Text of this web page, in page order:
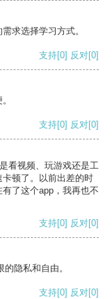
求选择学习方式。
支持[0] 反对[0]
支持[0] 反对[0]
看视频、玩游戏还是工
顿了。以前出差的时
了这个app，我再也不
支持[0] 反对[0]
隐私和自由。
支持[0] 反对[0]